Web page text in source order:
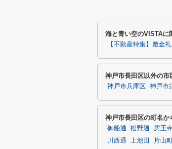
海と青い空のVISTAに
【不動産特集】敷金
神戸市長田区以外の市
神戸市兵庫区 神戸市
神戸市長田区の町名か
御船通 松野通 房王寺
川西通
上池田 片山町